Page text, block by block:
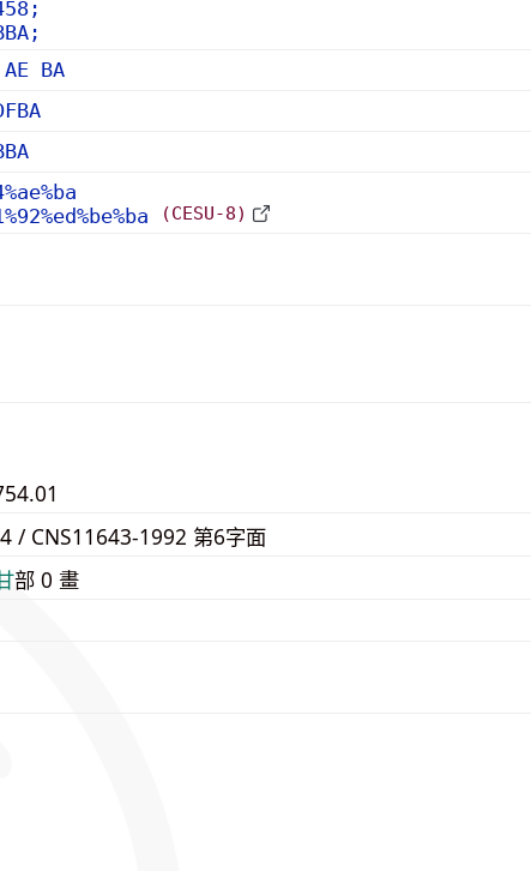
BA
(CESU-8)
/ CNS11643-1992 第6字面
部 0 畫